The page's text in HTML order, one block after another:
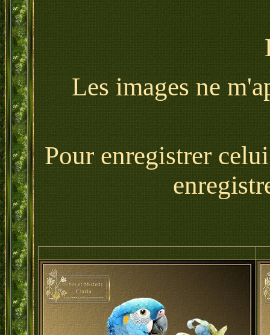
Les images ne
Pour enregistrer